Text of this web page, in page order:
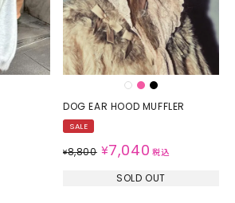
DOG EAR HOOD MUFFLER
SALE
¥8,800 ¥7,040 税込
SOLD OUT